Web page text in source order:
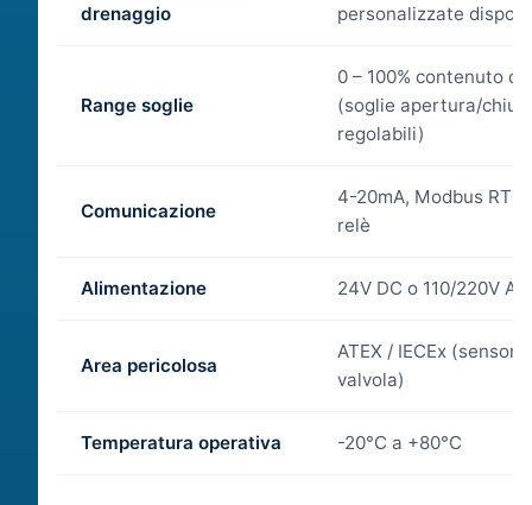
drenaggio
personalizzate
Range soglie
0 – 100% contenuto
(soglie apertura/
regolabili)
Comunicazione
4-20mA, Modbus
relè
Alimentazione 24V DC o 110/220V AC
Area pericolosa
ATEX / IECEx (sensore
valvola)
Temperatura operativa -20°C a +80°C